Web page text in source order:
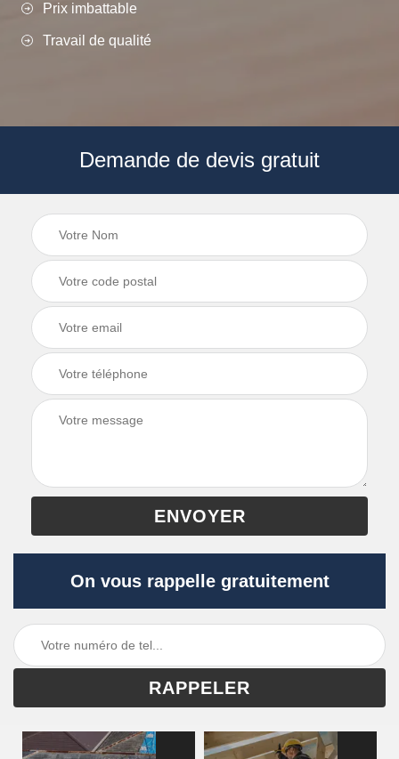
Prix imbattable
Travail de qualité
Demande de devis gratuit
On vous rappelle gratuitement